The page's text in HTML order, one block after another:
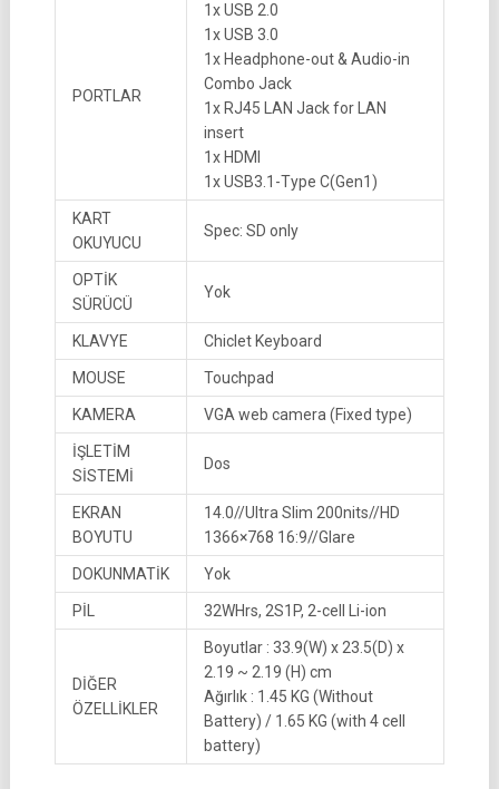
PORTLAR
1x USB 2.0
1x USB 3.0
1x Headphone-out & Audio-in
Combo Jack
1x RJ45 LAN Jack for LAN
insert
1x HDMI
1x USB3.1-Type C(Gen1)
KART
OKUYUCU
Spec: SD only
OPTİK
SÜRÜCÜ
Yok
KLAVYE Chiclet Keyboard
MOUSE Touchpad
KAMERA VGA web camera (Fixed type)
İŞLETİM
SİSTEMİ
Dos
EKRAN
BOYUTU
14.0//Ultra Slim 200nits//HD
1366×768 16:9//Glare
DOKUNMATİK Yok
PİL 32WHrs, 2S1P, 2-cell Li-ion
DİĞER
ÖZELLİKLER
Boyutlar : 33.9(W) x 23.5(D) x
2.19 ~ 2.19 (H) cm
Ağırlık : 1.45 KG (Without
Battery) / 1.65 KG (with 4 cell
battery)